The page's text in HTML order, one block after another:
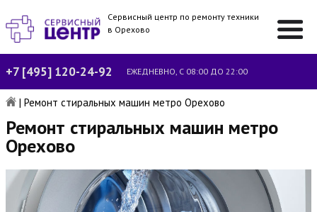
Сервисный центр по ремонту техники
в Орехово
+7 [495] 120-24-92 ЕЖЕДНЕВНО, С 08:00 ДО 22:00
| Ремонт стиральных машин метро Орехово
Ремонт стиральных машин метро
Орехово